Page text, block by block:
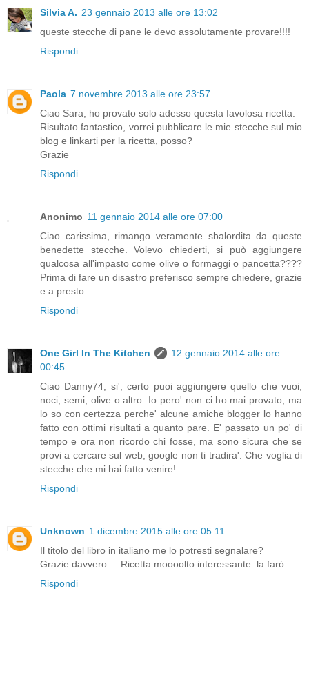
Silvia A. 23 gennaio 2013 alle ore 13:02
queste stecche di pane le devo assolutamente provare!!!!
Rispondi
Paola 7 novembre 2013 alle ore 23:57
Ciao Sara, ho provato solo adesso questa favolosa ricetta.
Risultato fantastico, vorrei pubblicare le mie stecche sul mio
blog e linkarti per la ricetta, posso?
Grazie
Rispondi
Anonimo 11 gennaio 2014 alle ore 07:00
Ciao carissima, rimango veramente sbalordita da queste
benedette stecche. Volevo chiederti, si può aggiungere
qualcosa all'impasto come olive o formaggi o pancetta????
Prima di fare un disastro preferisco sempre chiedere, grazie
e a presto.
Rispondi
One Girl In The Kitchen
12 gennaio 2014 alle ore
00:45
Ciao Danny74, si', certo puoi aggiungere quello che vuoi,
noci, semi, olive o altro. Io pero' non ci ho mai provato, ma
lo so con certezza perche' alcune amiche blogger lo hanno
fatto con ottimi risultati a quanto pare. E' passato un po' di
tempo e ora non ricordo chi fosse, ma sono sicura che se
provi a cercare sul web, google non ti tradira'. Che voglia di
stecche che mi hai fatto venire!
Rispondi
Unknown 1 dicembre 2015 alle ore 05:11
Il titolo del libro in italiano me lo potresti segnalare?
Grazie davvero.... Ricetta moooolto interessante..la faró.
Rispondi